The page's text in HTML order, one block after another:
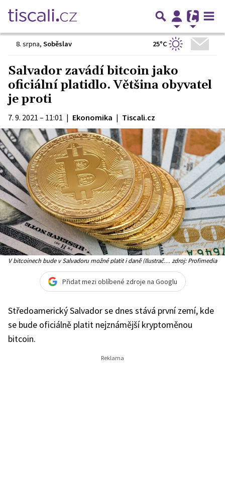
8. srpna, Soběslav 25°C
Salvador zavádí bitcoin jako
oficiální platidlo. Většina obyvatel
je proti
7. 9. 2021 – 11:01 | Ekonomika | Tiscali.cz
V bitcoinech bude v Salvadoru možné platit i daně (Ilustrační zdroj: Profimedia
Přidat mezi oblíbené zdroje na Googlu
Středoamerický Salvador se dnes stává první zemí, kde
se bude oficiálně platit nejznámější kryptoměnou
bitcoin.